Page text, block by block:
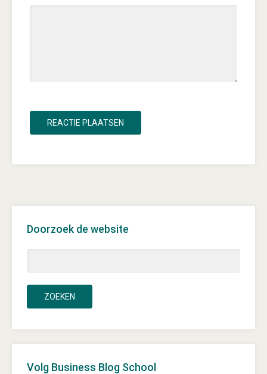
Doorzoek de website
Volg Business Blog School